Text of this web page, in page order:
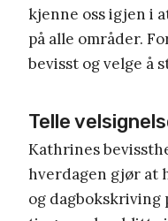
kjenne oss igjen i
på alle områder.
bevisst og velge å
Telle
Kathrines
hverdagen gjør at
og dagbokskriving